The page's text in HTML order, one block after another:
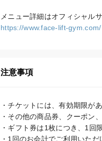
https://www.face-lift-gym.com/
注意事項
・チケットには、有効期限が
・その他の商品券、クーポン
・ギフト券は1枚につき、1回
・1回のお会計でご利用いた